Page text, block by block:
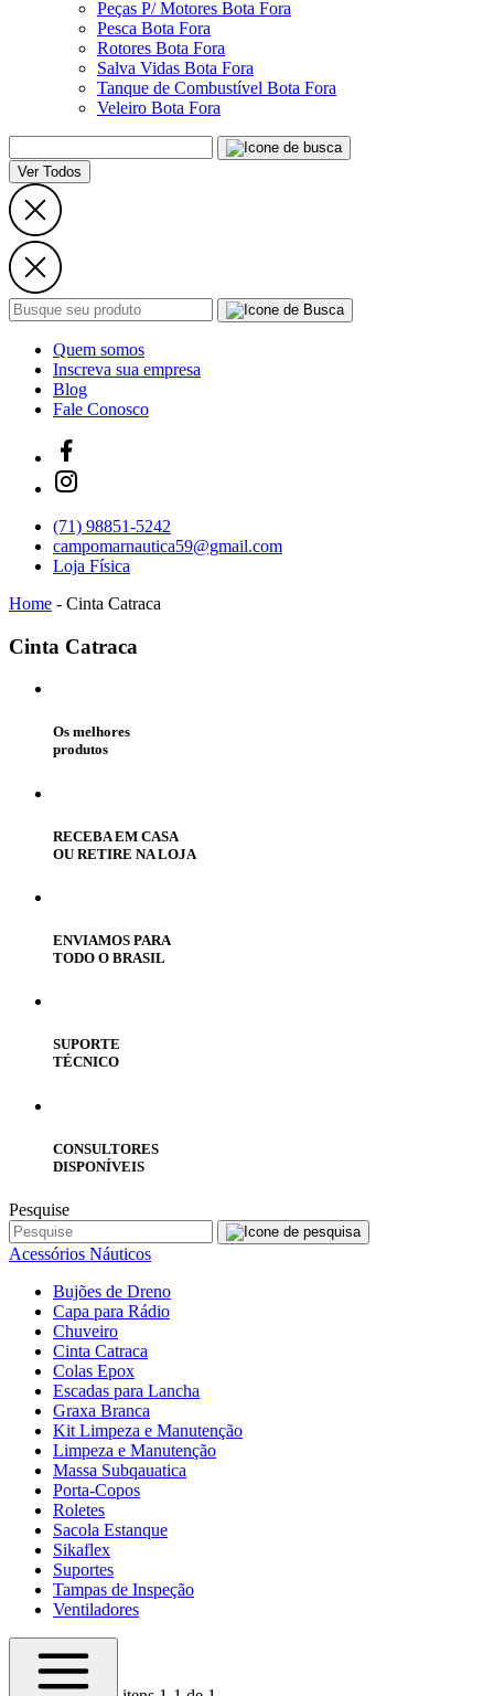
Peças P/ Motores Bota Fora
Pesca Bota Fora
Rotores Bota Fora
Salva Vidas Bota Fora
Tanque de Combustível Bota Fora
Veleiro Bota Fora
Ver Todos
Quem somos
Inscreva sua empresa
Blog
Fale Conosco
(71) 98851-5242
campomarnautica59@gmail.com
Loja Física
Home - Cinta Catraca
Cinta Catraca
Os melhores
produtos
RECEBA EM CASA
OU RETIRE NA LOJA
ENVIAMOS PARA
TODO O BRASIL
SUPORTE
TÉCNICO
CONSULTORES
DISPONÍVEIS
Pesquise
Acessórios Náuticos
Bujões de Dreno
Capa para Rádio
Chuveiro
Cinta Catraca
Colas Epox
Escadas para Lancha
Graxa Branca
Kit Limpeza e Manutenção
Limpeza e Manutenção
Massa Subqauatica
Porta-Copos
Roletes
Sacola Estanque
Sikaflex
Suportes
Tampas de Inspeção
Ventiladores